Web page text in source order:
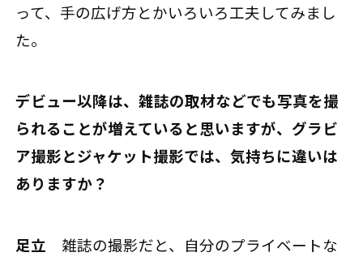
って、手の広げ方とかいろいろ工夫してみまし
た。
――デビュー以降は、雑誌の取材などでも写真を撮
られることが増えていると思いますが、グラビ
ア撮影とジャケット撮影では、気持ちに違いは
ありますか？
足立 雑誌の撮影だと、自分のプライベートな